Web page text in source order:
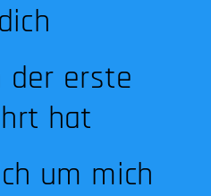
der erste
hat
um mich